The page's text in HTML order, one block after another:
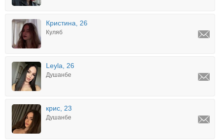
Кристина, 26
Куляб
Leyla, 26
Душанбе
крис, 23
Душанбе